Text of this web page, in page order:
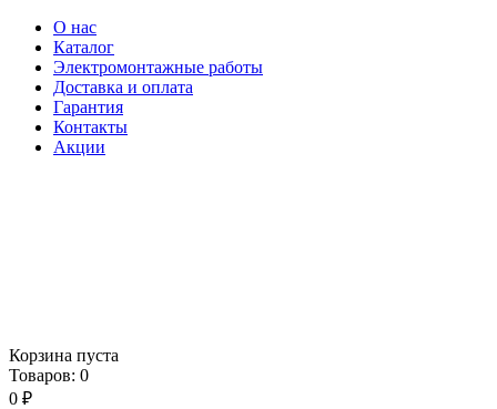
О нас
Каталог
Электромонтажные работы
Доставка и оплата
Гарантия
Контакты
Акции
Корзина пуста
Товаров: 0
0 ₽